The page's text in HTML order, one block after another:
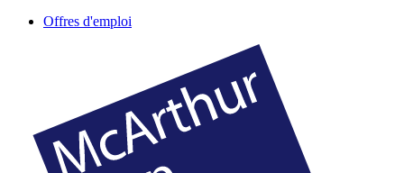
Offres d'emploi